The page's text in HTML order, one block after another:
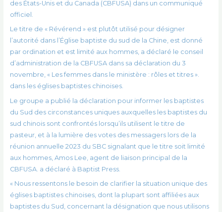
des États-Unis et du Canada (CBFUSA) dans un communiqué
officiel.
Le titre de « Révérend » est plutôt utilisé pour désigner
l’autorité dans l’Église baptiste du sud de la Chine, est donné
par ordination et est limité aux hommes, a déclaré le conseil
d’administration de la CBFUSA dans sa déclaration du 3
novembre, « Les femmes dans le ministère : rôles et titres ».
dans les églises baptistes chinoises.
Le groupe a publié la déclaration pour informer les baptistes
du Sud des circonstances uniques auxquelles les baptistes du
sud chinois sont confrontés lorsqu’ils utilisent le titre de
pasteur, et à la lumière des votes des messagers lors de la
réunion annuelle 2023 du SBC signalant que le titre soit limité
aux hommes, Amos Lee, agent de liaison principal de la
CBFUSA. a déclaré à Baptist Press.
« Nous ressentons le besoin de clarifier la situation unique des
églises baptistes chinoises, dont la plupart sont affiliées aux
baptistes du Sud, concernant la désignation que nous utilisons